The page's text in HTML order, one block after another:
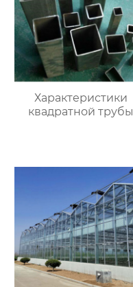
Характеристики
квадратной трубы